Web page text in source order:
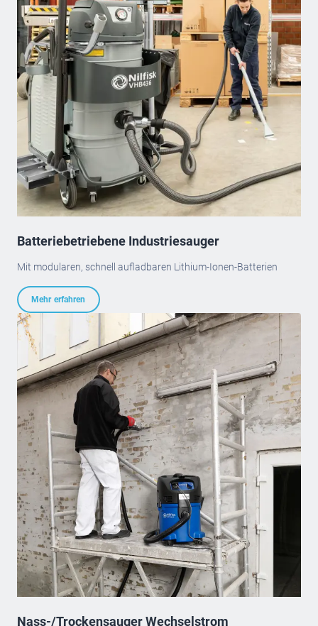
Batteriebetriebene Industriesauger
Mit modularen, schnell aufladbaren Lithium-Ionen-Batterien
Mehr erfahren
Nass-/Trockensauger Wechselstrom